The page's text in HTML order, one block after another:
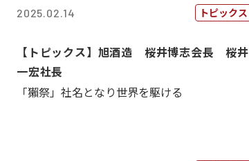
2025.02.14 トピックス
【トピックス】旭酒造 桜井博志会長 桜井
一宏社長
「獺祭」社名となり世界を駆ける